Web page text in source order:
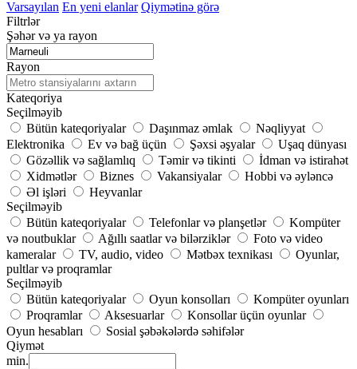
Varsayılan En yeni elanlar Qiymətinə görə
Filtrlər
Şəhər və ya rayon
Rayon
Kateqoriya
Seçilməyib
Bütün kateqoriyalar
Daşınmaz əmlak
Nəqliyyat
Elektronika
Ev və bağ üçün Şəxsi əşyalar
Uşaq dünyası
Gözəllik və sağlamlıq
Təmir və tikinti
İdman və istirahət
Xidmətlər
Biznes Vakansiyalar
Hobbi və əyləncə
Əl işləri
Heyvanlar
Seçilməyib
Bütün kateqoriyalar
Telefonlar və planşetlər
Kompüter
və noutbuklar
Ağıllı saatlar və bilərziklər
Foto və video
kameralar
TV, audio, video Mətbəx texnikası
Oyunlar,
pultlar və proqramlar
Seçilməyib
Bütün kateqoriyalar
Oyun konsolları
Kompüter oyunları
Proqramlar
Aksesuarlar
Konsollar üçün oyunlar
Oyun hesabları
Sosial şəbəkələrdə səhifələr
Qiymət
min.